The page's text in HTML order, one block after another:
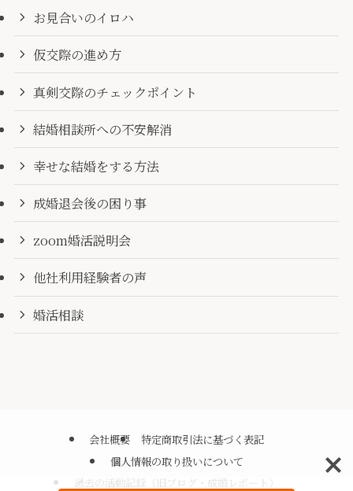
お見合いのイロハ
仮交際の進め方
真剣交際のチェックポイント
結婚相談所への不安解消
幸せな結婚をする方法
成婚退会後の困り事
zoom婚活説明会
他社利用経験者の声
婚活相談
会社概要
特定商取引法に基づく表記
個人情報の取り扱いについて
過去の活動記録（旧ブログ・成婚レポート）